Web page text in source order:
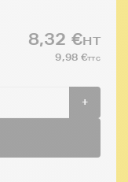
8,32 €HT
9,98 €TTC
+